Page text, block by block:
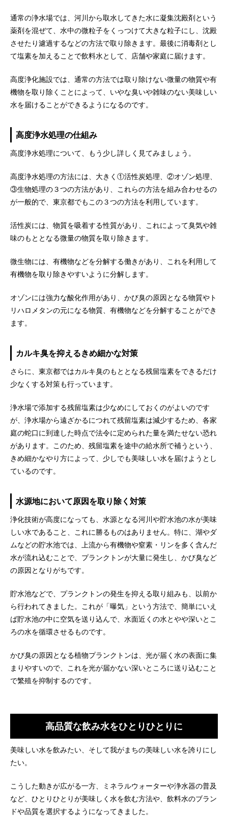
通常の浄水場では、河川から取水してきた水に凝集沈殿剤という
薬剤を混ぜて、水中の微粒子をくっつけて大きな粒子にし、沈殿
させたり濾過するなどの方法で取り除きます。最後に消毒剤とし
て塩素を加えることで飲料水として、店舗や家庭に届けます。
高度浄化施設では、通常の方法では取り除けない微量の物質や有
機物を取り除くことによって、いやな臭いや雑味のない美味しい
水を届けることができるようになるのです。
高度浄水処理の仕組み
高度浄水処理について、もう少し詳しく見てみましょう。
高度浄水処理の方法には、大きく①活性炭処理、②オゾン処理、
③生物処理の３つの方法があり、これらの方法を組み合わせるの
が一般的で、東京都でもこの３つの方法を利用しています。
活性炭には、物質を吸着する性質があり、これによって臭気や雑
味のもととなる微量の物質を取り除きます。
微生物には、有機物などを分解する働きがあり、これを利用して
有機物を取り除きやすいように分解します。
オゾンには強力な酸化作用があり、かび臭の原因となる物質やト
リハロメタンの元になる物質、有機物などを分解することができ
ます。
カルキ臭を抑えるきめ細かな対策
さらに、東京都ではカルキ臭のもととなる残留塩素をできるだけ
少なくする対策も行っています。
浄水場で添加する残留塩素は少なめにしておくのがよいのです
が、浄水場から遠ざかるにつれて残留塩素は減少するため、各家
庭の蛇口に到達した時点で法令に定められた量を満たせない恐れ
があります。このため、残留塩素を途中の給水所で補うという、
きめ細かなやり方によって、少しでも美味しい水を届けようとし
ているのです。
水源地において原因を取り除く対策
浄化技術が高度になっても、水源となる河川や貯水池の水が美味
しい水であること、これに勝るものはありません。特に、湖やダ
ムなどの貯水池では、上流から有機物や窒素・リンを多く含んだ
水が流れ込むことで、プランクトンが大量に発生し、かび臭など
の原因となりがちです。
貯水池などで、プランクトンの発生を抑える取り組みも、以前か
ら行われてきました。これが「曝気」という方法で、簡単にいえ
ば貯水池の中に空気を送り込んで、水面近くの水とやや深いとこ
ろの水を循環させるものです。
かび臭の原因となる植物プランクトンは、光が届く水の表面に集
まりやすいので、これを光が届かない深いところに送り込むこと
で繁殖を抑制するのです。
高品質な飲み水をひとりひとりに
美味しい水を飲みたい、そして我がまちの美味しい水を誇りにし
たい。
こうした動きが広がる一方、ミネラルウォーターや浄水器の普及
など、ひとりひとりが美味しく水を飲む方法や、飲料水のブラン
ドや品質を選択するようになってきました。